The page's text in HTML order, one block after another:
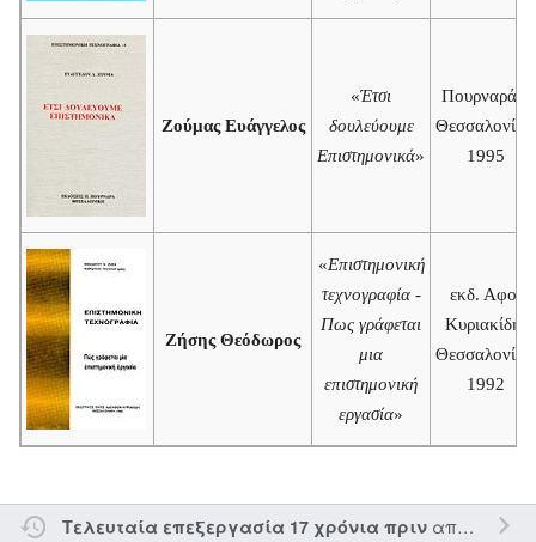
Ζούμας Ευάγγελος
«Έτσι
δουλεύουμε
Επιστημονικά»
Πουρναράς,
Θεσσαλονίκη
1995
Ζήσης Θεόδωρος
«Επιστημονική
τεχνογραφία -
Πως γράφεται
μια
επιστημονική
εργασία»
εκδ. Αφοί
Κυριακίδη,
Θεσσαλονίκη
1992
Τελευταία επεξεργασία 17 χρόνια πριναπό τον την